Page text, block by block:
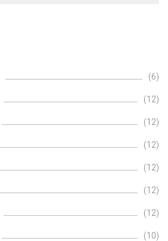
(6)
(12)
(12)
(12)
(12)
(12)
(12)
(10)